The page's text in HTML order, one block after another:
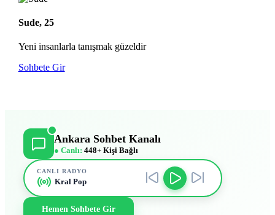
Sude, 25
Yeni insanlarla tanışmak güzeldir
Sohbete Gir
Ankara Sohbet Kanalı
● Canlı: 448+ Kişi Bağlı
CANLI RADYO
Kral Pop
Hemen Sohbete Gir